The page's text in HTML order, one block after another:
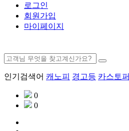
로그인
회원가입
마이페이지
인기검색어 캐노피 경고등 카스토퍼
0
0